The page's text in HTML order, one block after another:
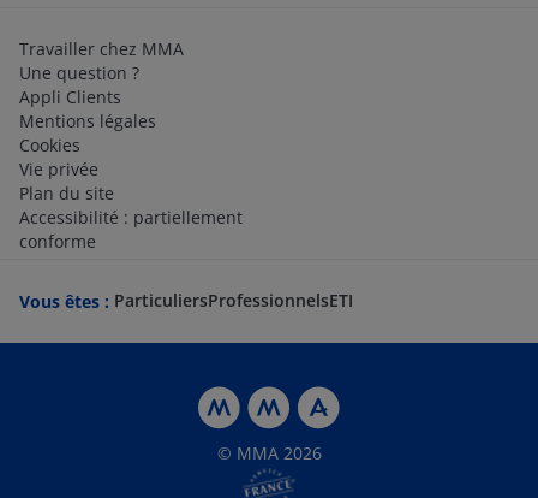
Travailler chez MMA
Une question ?
Appli Clients
Mentions légales
Cookies
Vie privée
Plan du site
Accessibilité : partiellement
conforme
Vous êtes : ParticuliersProfessionnelsETI
© MMA 2026